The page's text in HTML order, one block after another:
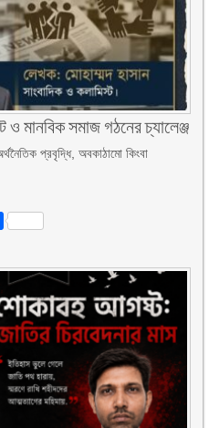
মানবিক সমাজ গঠনের চ্যালেঞ্জ
প্রবৃদ্ধি, অবকাঠামো কিংবা
Share